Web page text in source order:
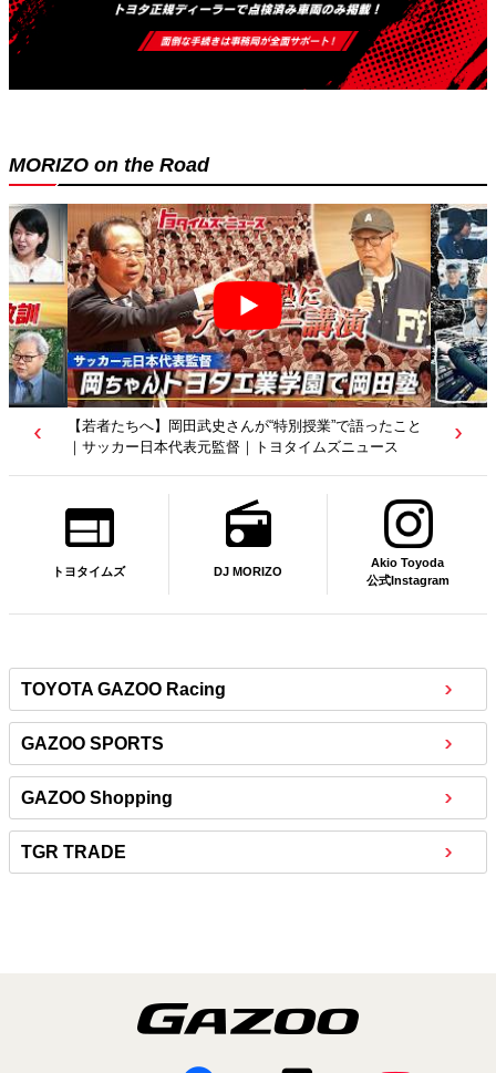
MORIZO on the Road
【トヨタディレクターズカット】クリエイターが工場を
映像作品に？従業員たちの涙の理由は…｜トヨタイムズ
トヨタイムズ DJ MORIZO
Akio Toyoda
公式Instagram
TOYOTA GAZOO Racing
GAZOO SPORTS
GAZOO Shopping
TGR TRADE